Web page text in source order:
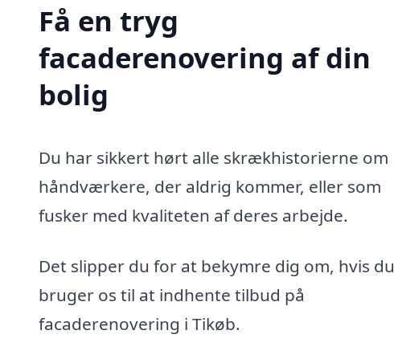
Få en tryg
facaderenovering af din
bolig
Du har sikkert hørt alle skrækhistorierne om
håndværkere, der aldrig kommer, eller som
fusker med kvaliteten af deres arbejde.
Det slipper du for at bekymre dig om, hvis du
bruger os til at indhente tilbud på
facaderenovering i Tikøb.